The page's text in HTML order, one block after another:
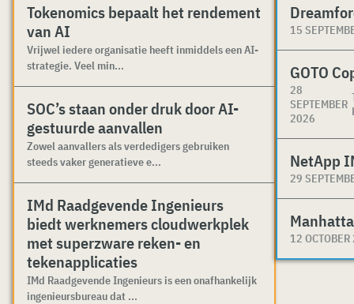
Tokenomics bepaalt het rendement
van AI
Vrijwel iedere organisatie heeft inmiddels een AI-
strategie. Veel min...
SOC’s staan onder druk door AI-
gestuurde aanvallen
Zowel aanvallers als verdedigers gebruiken
steeds vaker generatieve e...
IMd Raadgevende Ingenieurs
biedt werknemers cloudwerkplek
met superzware reken- en
tekenapplicaties
IMd Raadgevende Ingenieurs is een onafhankelijk
ingenieursbureau dat ...
15
GOTO
28
SEPTEMBER
2026
NetApp
29
12